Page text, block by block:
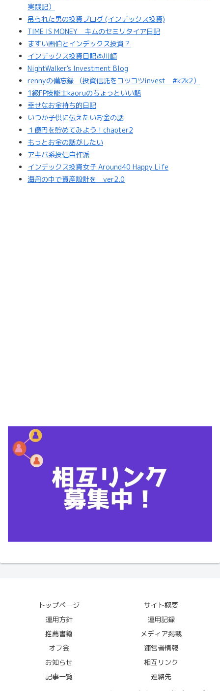
実践記）
吊られた男の投資ブログ (インデックス投資)
TIME IS MONEY キムのセミリタイア日記
ますい画伯とインデックス投資？
インデックス投資日記＠川崎
NightWalker's Investment Blog
rennyの備忘録 （投資信託をコツコツinvest #k2k2）
1級FP技能士kaoruのちょっといい話
幸せなお金持ち的日記
いつか子供に伝えたいお金の話
１億円を貯めてみよう！chapter2
もっとお金の話がしたい
アキバ系投信自作派
インデックス投資女子 Around40 Happy Life
海舟の中で資産設計を ver2.0
トップページ
サイト概要
運用方針
運用記録
推薦書籍
メディア掲載
オフ会
運営者情報
お知らせ
相互リンク
記事一覧
連絡先